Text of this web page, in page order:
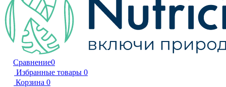
Сравнение0
Избранные товары 0
Корзина 0